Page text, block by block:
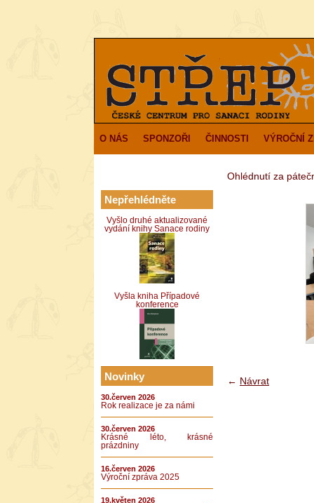
O NÁS SPONZOŘI ČINNOSTI VÝROČNÍ
Nepřehlédněte
Vyšlo druhé aktualizované
vydání knihy Sanace rodiny
Vyšla kniha Případové
konference
Novinky
30.červen 2026
Rok realizace je za námi
30.červen 2026
Krásné léto, krásné
prázdniny
16.červen 2026
Výroční zpráva 2025
19.květen 2026
Ohlédnutí za
← Návrat